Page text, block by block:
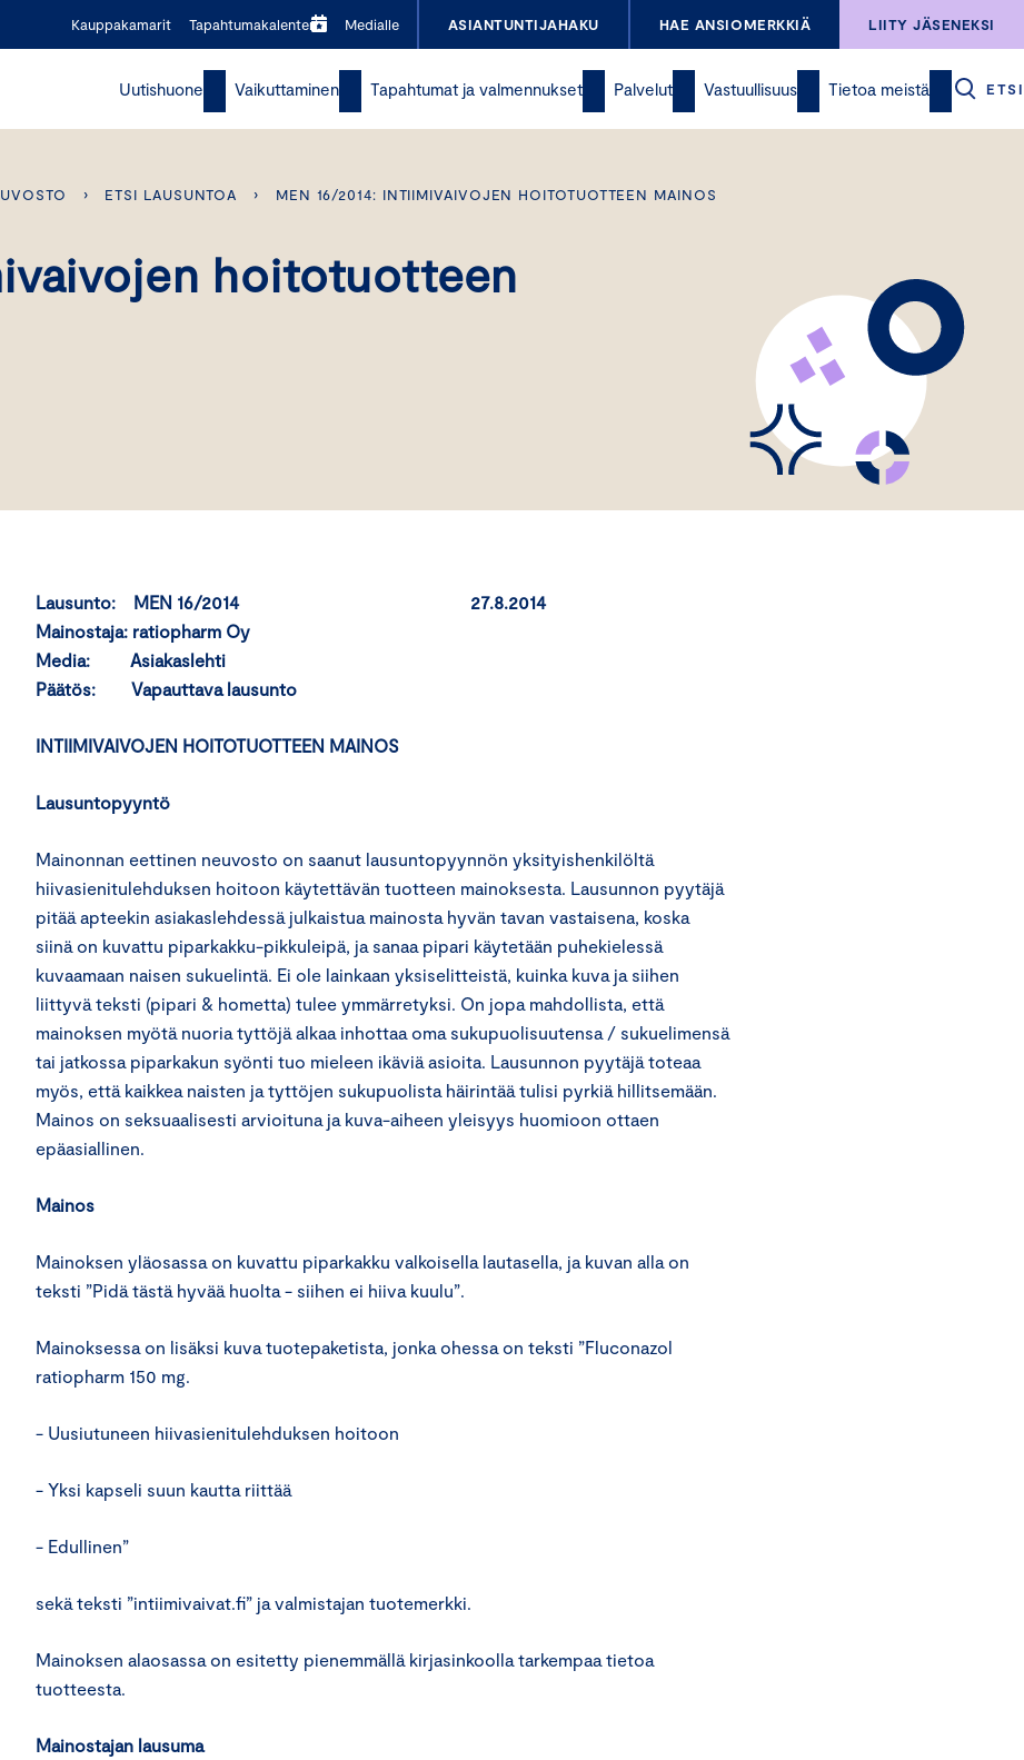
Kauppakamarit Tapahtumakalenteri Medialle ASIANTUNTIJAHAKU HAE ANSIOMERKKIÄ LIITY JÄSENEKSI
Uutishuone Vaikuttaminen Tapahtumat ja valmennukset Palvelut Vastuullisuus Tietoa meistä ETSI
› ETSI LAUSUNTOA › MEN 16/2014: INTIIMIVAIVOJEN HOITOTUOTTEEN MAINOS
hoitotuotteen
Lausunto: MEN 16/2014 27.8.2014
Mainostaja: ratiopharm Oy
Media: Asiakaslehti
Päätös: Vapauttava lausunto
INTIIMIVAIVOJEN HOITOTUOTTEEN MAINOS
Lausuntopyyntö
Mainonnan eettinen neuvosto on saanut lausuntopyynnön yksityishenkilöltä
hiivasienitulehduksen hoitoon käytettävän tuotteen mainoksesta. Lausunnon pyytäjä
pitää apteekin asiakaslehdessä julkaistua mainosta hyvän tavan vastaisena, koska
siinä on kuvattu piparkakku-pikkuleipä, ja sanaa pipari käytetään puhekielessä
kuvaamaan naisen sukuelintä. Ei ole lainkaan yksiselitteistä, kuinka kuva ja siihen
liittyvä teksti (pipari & hometta) tulee ymmärretyksi. On jopa mahdollista, että
mainoksen myötä nuoria tyttöjä alkaa inhottaa oma sukupuolisuutensa / sukuelimensä
tai jatkossa piparkakun syönti tuo mieleen ikäviä asioita. Lausunnon pyytäjä toteaa
myös, että kaikkea naisten ja tyttöjen sukupuolista häirintää tulisi pyrkiä hillitsemään.
Mainos on seksuaalisesti arvioituna ja kuva-aiheen yleisyys huomioon ottaen
epäasiallinen.
Mainos
Mainoksen yläosassa on kuvattu piparkakku valkoisella lautasella, ja kuvan alla on
teksti ”Pidä tästä hyvää huolta - siihen ei hiiva kuulu”.
Mainoksessa on lisäksi kuva tuotepaketista, jonka ohessa on teksti ”Fluconazol
ratiopharm 150 mg.
- Uusiutuneen hiivasienitulehduksen hoitoon
- Yksi kapseli suun kautta riittää
- Edullinen”
sekä teksti ”intiimivaivat.fi” ja valmistajan tuotemerkki.
Mainoksen alaosassa on esitetty pienemmällä kirjasinkoolla tarkempaa tietoa
tuotteesta.
Mainostajan lausuma